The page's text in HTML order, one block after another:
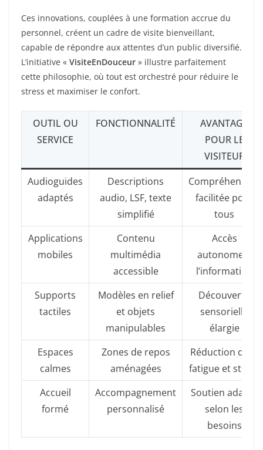
Ces innovations, couplées à une formation accrue du
personnel, créent un cadre de visite bienveillant,
capable de répondre aux attentes d’un public diversifié.
L’initiative « VisiteEnDouceur » illustre parfaitement
cette philosophie, où tout est orchestré pour réduire le
stress et maximiser le confort.
OUTIL OU
SERVICE
FONCTIONNALITÉ
AVANTAGE
POUR LE
VISITEUR
Audioguides
adaptés
Descriptions
audio, LSF, texte
simplifié
Compréhension
facilitée pour
tous
Applications
mobiles
Contenu
multimédia
accessible
Accès
autonome à
l’information
Supports
tactiles
Modèles en relief
et objets
manipulables
Découverte
sensorielle
élargie
Espaces
calmes
Zones de repos
aménagées
Réduction de la
fatigue et stress
Accueil
formé
Accompagnement
personnalisé
Soutien adapté
selon les
besoins